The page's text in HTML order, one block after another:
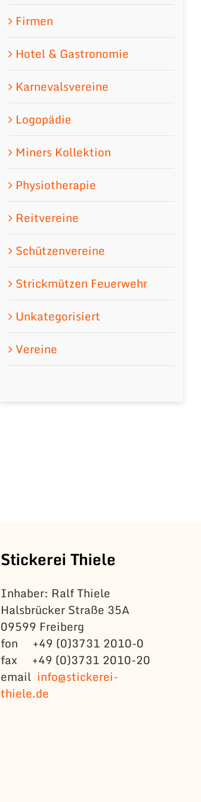
Firmen
Hotel & Gastronomie
Karnevalsvereine
Logopädie
Miners Kollektion
Physiotherapie
Reitvereine
Schützenvereine
Strickmützen Feuerwehr
Unkategorisiert
Vereine
Stickerei Thiele
Inhaber: Ralf Thiele
Halsbrücker Straße 35A
09599 Freiberg
fon +49 (0)3731 2010-0
fax +49 (0)3731 2010-20
email info@stickerei-
thiele.de